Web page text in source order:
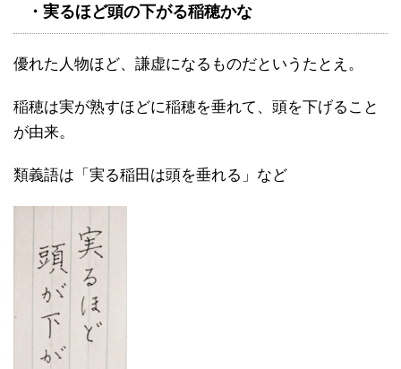
・実るほど頭の下がる稲穂かな
優れた人物ほど、謙虚になるものだというたとえ。
稲穂は実が熟すほどに稲穂を垂れて、頭を下げること
が由来。
類義語は「実る稲田は頭を垂れる」など